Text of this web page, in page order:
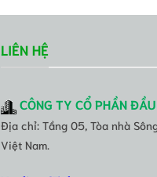
LIÊN HỆ
CÔNG TY CỔ PHẦN
Địa chỉ: Tầng 05, Tòa nhà
Việt Nam.